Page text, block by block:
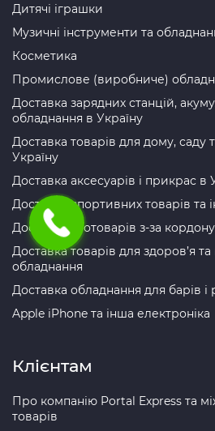
Дитячі іграшки
Музичні інструменти та
Косметика
Промислове (виробниче)
Доставка зарядних станцій,
обладнання в Україну
Доставка товарів для дому, саду
Україну
Доставка аксесуарів і прикрас в
Доставка спортивних товарів та
Доставка зоотоварів з-за
Доставка товарів для здоров’я
обладнання
Доставка обладнання для барів і
Apple iPhone та інша електроніка
Клієнтам
Про компанію Portal Express та
товарів